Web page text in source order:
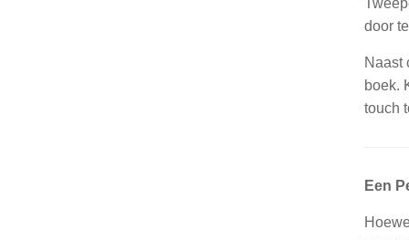
door
Naast
boek.
touch
Een